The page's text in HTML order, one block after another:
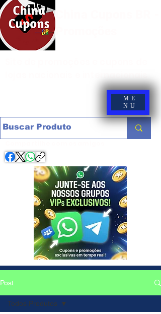
ME
NU
Post
Todos Produtos